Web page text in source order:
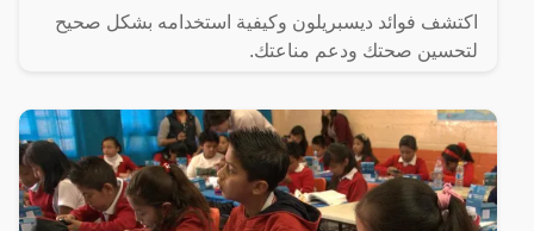
اكتشف فوائد ديسبريلون وكيفية استخدامه بشكل صحيح
لتحسين صحتك ودعم مناعتك.